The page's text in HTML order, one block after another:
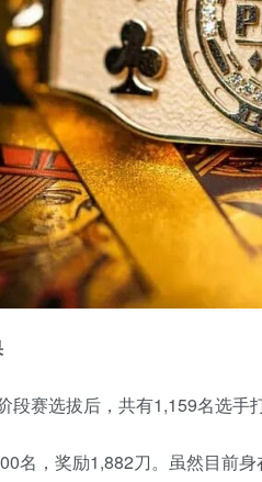
段赛选拔后，共有1,159名选手
名，奖励1,882刀。虽然目前